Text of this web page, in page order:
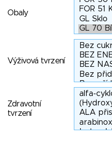
Obaly
Výživová tvrzení
Zdravotní
tvrzení